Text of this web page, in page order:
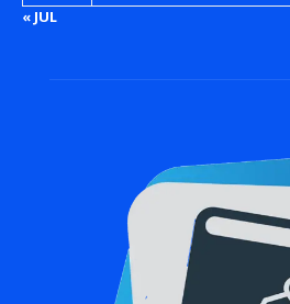
« JUL